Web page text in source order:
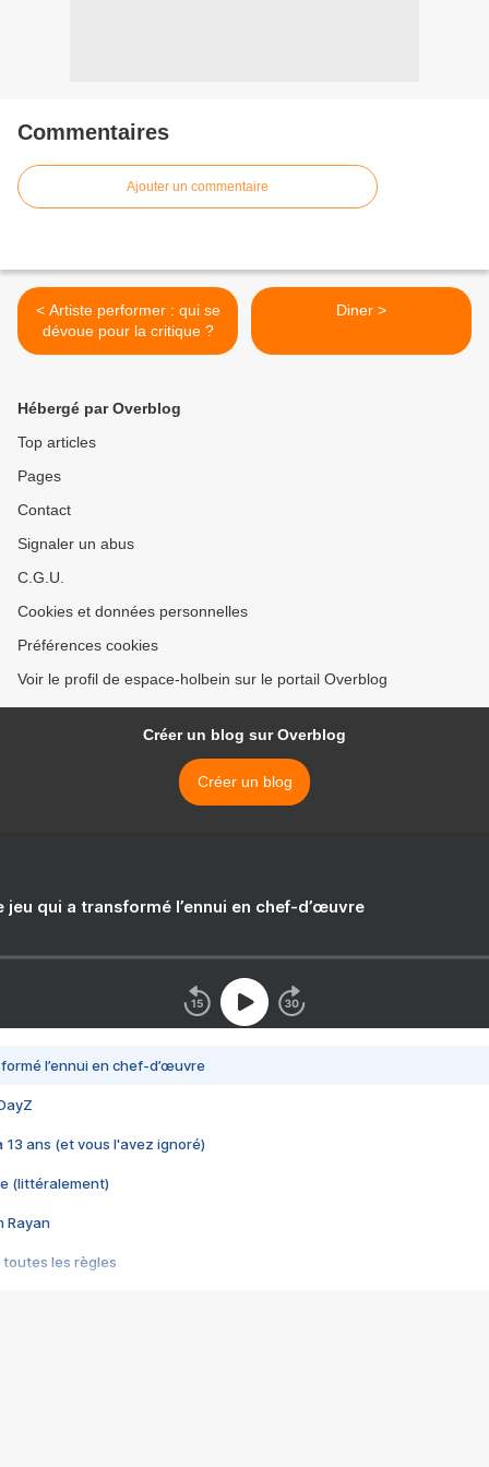
Commentaires
Ajouter un commentaire
< Artiste performer : qui se
dévoue pour la critique ?
Diner >
Hébergé par Overblog
Top articles
Pages
Contact
Signaler un abus
C.G.U.
Cookies et données personnelles
Préférences cookies
Voir le profil de espace-holbein sur le portail Overblog
Créer un blog sur Overblog
Créer un blog
jeu qui a transformé l’ennui en chef-d’œuvre
l’ennui en chef-d’œuvre
13 ans (et vous l'avez ignoré)
(littéralement)
Rayan
toutes les règles